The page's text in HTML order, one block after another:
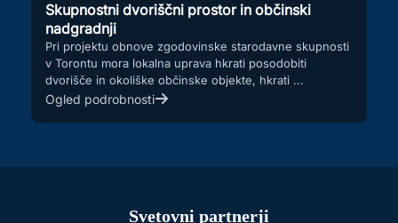
Skupnostni dvoriščni prostor in občinski
nadgradnji
Pri projektu obnove zgodovinske starodavne skupnosti
v Torontu mora lokalna uprava hkrati posodobiti
dvorišče in okoliške občinske objekte, hkrati ...
Ogled podrobnosti
Svetovni partnerji